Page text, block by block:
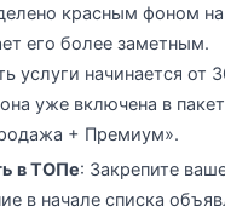
красным фоном на
его более заметным.
услуги начинается от
уже включена в пакет
+ Премиум».
в ТОПе: Закрепите
в начале списка